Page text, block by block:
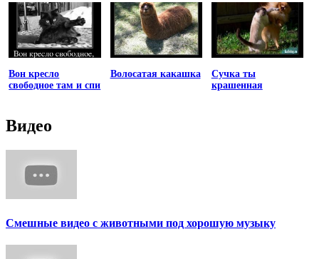
Вон кресло
свободное там и спи
Волосатая какашка
Сучка ты
крашенная
Видео
Смешные видео с животными под хорошую музыку